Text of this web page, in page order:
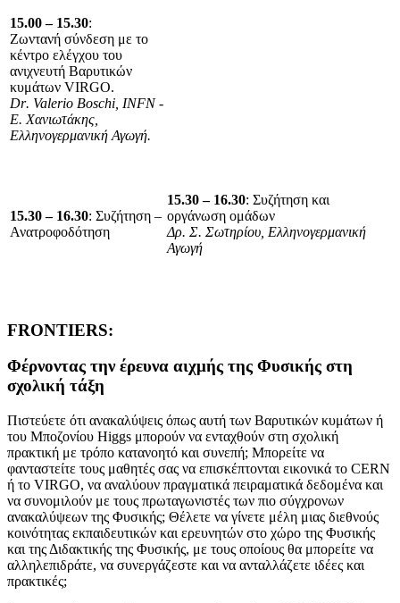
15.00 – 15.30:
Ζωντανή σύνδεση με το
κέντρο ελέγχου του
ανιχνευτή Βαρυτικών
κυμάτων VIRGO.
Dr. Valerio Boschi INFN-
Ε. Χανιωτάκης,
Ελληνογερμανική Αγωγή.
15.30 – 16.30: Συζήτηση –
Ανατροφοδότηση
15.30 – 16.30: Συζήτηση και
οργάνωση ομάδων
Δρ. Σ. Σωτηρίου, Ελληνογερμανική
Αγωγή
FRONTIERS:
Φέρνοντας την έρευνα αιχμής της Φυσικής στη
σχολική τάξη
Πιστεύετε ότι ανακαλύψεις όπως αυτή των Βαρυτικών κυμάτων ή
του Μποζονίου Higgs μπορούν να ενταχθούν στη σχολική
πρακτική με τρόπο κατανοητό και συνεπή; Μπορείτε να
φανταστείτε τους μαθητές σας να επισκέπτονται εικονικά το CERN
ή το VIRGO, να αναλύουν πραγματικά πειραματικά δεδομένα και
να συνομιλούν με τους πρωταγωνιστές των πιο σύγχρονων
ανακαλύψεων της Φυσικής; Θέλετε να γίνετε μέλη μιας διεθνούς
κοινότητας εκπαιδευτικών και ερευνητών στο χώρο της Φυσικής
και της Διδακτικής της Φυσικής, με τους οποίους θα μπορείτε να
αλληλεπιδράτε, να συνεργάζεστε και να ανταλλάζετε ιδέες και
πρακτικές;